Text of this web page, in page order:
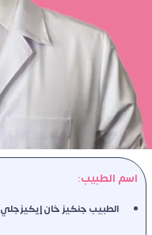
اسم الطبيب:
الطبيب جنكيز خان إيكيزجلي